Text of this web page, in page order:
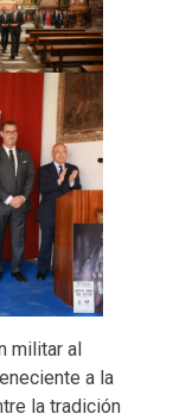
militar al
a la
la tradición